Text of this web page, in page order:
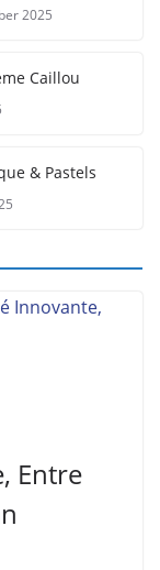
2025
Caillou
& Pastels
Entre